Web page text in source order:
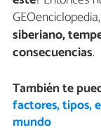
siberiano,
consecuencias.
También te
factores, tipos,
mundo